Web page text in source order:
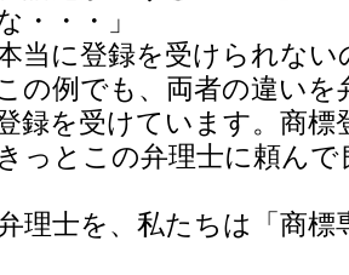
・・・」
当に登録を受けられな
の例でも、両者の違い
録を受けています。商
っとこの弁理士に頼ん
理士を、私たちは「商